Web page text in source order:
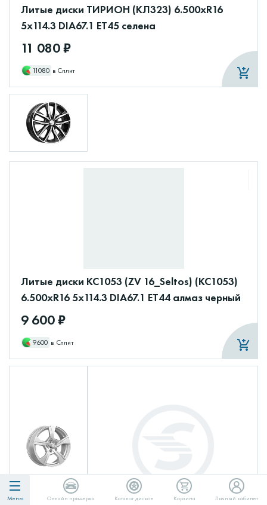
Литые диски ТИРИОН (КЛ323) 6.500xR16
5x114.3 DIA67.1 ET45 селена
11 080 ₽
11080 в Сплит
Литые диски КС1053 (ZV 16_Seltos) (КС1053)
6.500xR16 5x114.3 DIA67.1 ET44 алмаз черный
9 600 ₽
9600 в Сплит
Меню Онлайн примерка Каталог дисков Корзина Личный кабинет